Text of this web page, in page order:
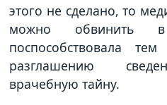
этого не сделано, то
можно
поспособствовала
разглашению
врачебную тайну.